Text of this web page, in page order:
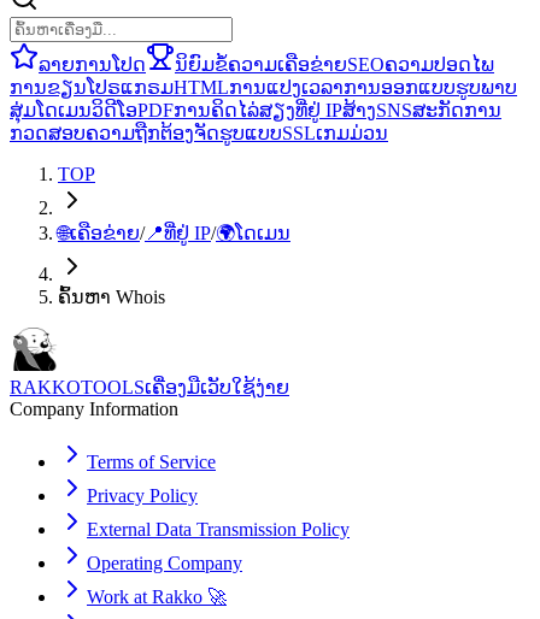
ລາຍການໂປດ ນິຍົມຂໍ້ຄວາມເຄືອຂ່າຍSEOຄວາມປອດໄພ
ການຂຽນໂປຣແກຣມHTMLການແປງເວລາການອອກແບບຮູບພາບ
ສຸ່ມໂດເມນວິດີໂອPDFການຄິດໄລ່ສຽງທີ່ຢູ່ IPສ້າງSNSສະກັດການ
ກວດສອບຄວາມຖືກຕ້ອງຈັດຮູບແບບSSLເກມມ່ວນ
TOP
🌐ເຄືອຂ່າຍ/📍ທີ່ຢູ່ IP/🌍ໂດເມນ
ຄົ້ນຫາ Whois
RAKKOTOOLSເຄື່ອງມືເວັບໃຊ້ງ່າຍ
Company Information
Terms of Service
Privacy Policy
External Data Transmission Policy
Operating Company
Work at Rakko 🚀